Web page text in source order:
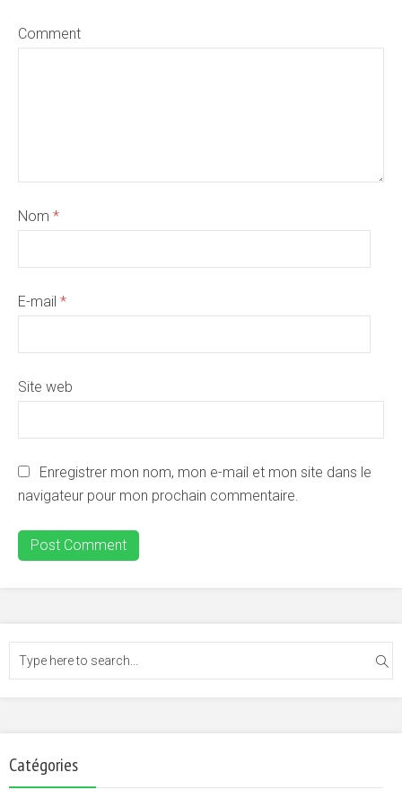
Comment
Nom *
E-mail *
Site web
Enregistrer mon nom, mon e-mail et mon site dans le
navigateur pour mon prochain commentaire.
Catégories